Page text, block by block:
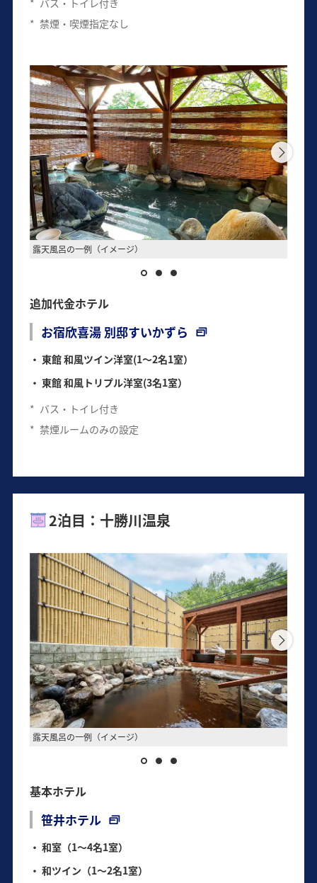
* 禁煙・喫煙指定なし
露天風呂の一例（イメージ）
追加代金ホテル
お宿欣喜湯 別邸すいかずら
東館 和風ツイン洋室(1～2名1室）
東館 和風トリプル洋室(3名1室）
* バス・トイレ付き
* 禁煙ルームのみの設定
2泊目：十勝川温泉
露天風呂の一例（イメージ）
基本ホテル
笹井ホテル
和室（1～4名1室）
和ツイン（1～2名1室）